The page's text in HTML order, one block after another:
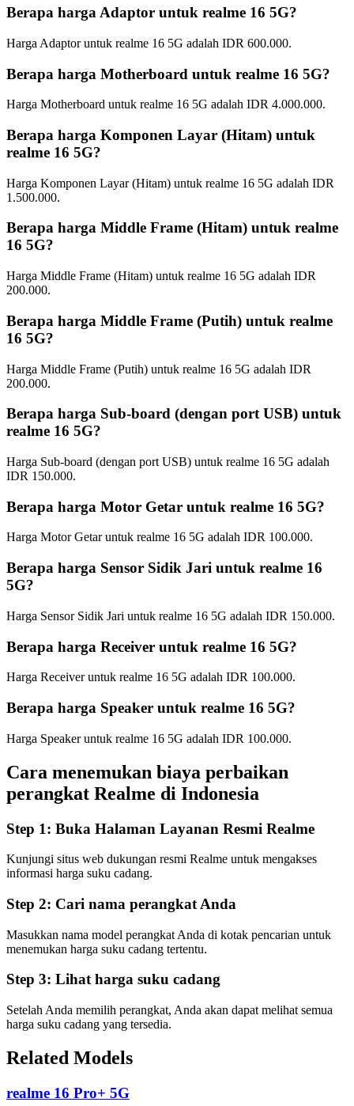
Berapa harga Adaptor untuk realme 16 5G?
Harga Adaptor untuk realme 16 5G adalah IDR 600.000.
Berapa harga Motherboard untuk realme 16 5G?
Harga Motherboard untuk realme 16 5G adalah IDR 4.000.000.
Berapa harga Komponen Layar (Hitam) untuk
realme 16 5G?
Harga Komponen Layar (Hitam) untuk realme 16 5G adalah IDR
1.500.000.
Berapa harga Middle Frame (Hitam) untuk realme
16 5G?
Harga Middle Frame (Hitam) untuk realme 16 5G adalah IDR
200.000.
Berapa harga Middle Frame (Putih) untuk realme
16 5G?
Harga Middle Frame (Putih) untuk realme 16 5G adalah IDR
200.000.
Berapa harga Sub-board (dengan port USB) untuk
realme 16 5G?
Harga Sub-board (dengan port USB) untuk realme 16 5G adalah
IDR 150.000.
Berapa harga Motor Getar untuk realme 16 5G?
Harga Motor Getar untuk realme 16 5G adalah IDR 100.000.
Berapa harga Sensor Sidik Jari untuk realme 16
5G?
Harga Sensor Sidik Jari untuk realme 16 5G adalah IDR 150.000.
Berapa harga Receiver untuk realme 16 5G?
Harga Receiver untuk realme 16 5G adalah IDR 100.000.
Berapa harga Speaker untuk realme 16 5G?
Harga Speaker untuk realme 16 5G adalah IDR 100.000.
Cara menemukan biaya perbaikan
perangkat Realme di Indonesia
Step 1: Buka Halaman Layanan Resmi Realme
Kunjungi situs web dukungan resmi Realme untuk mengakses
informasi harga suku cadang.
Step 2: Cari nama perangkat Anda
Masukkan nama model perangkat Anda di kotak pencarian untuk
menemukan harga suku cadang tertentu.
Step 3: Lihat harga suku cadang
Setelah Anda memilih perangkat, Anda akan dapat melihat semua
harga suku cadang yang tersedia.
Related Models
realme 16 Pro+ 5G